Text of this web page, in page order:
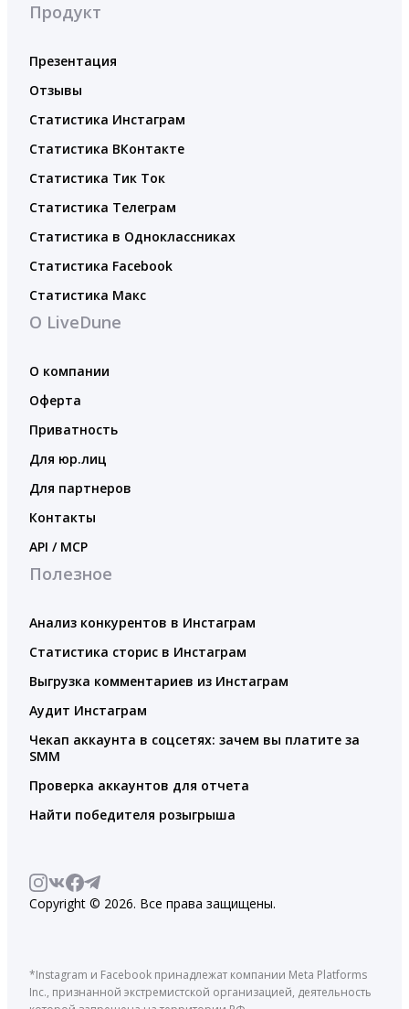
Продукт
Презентация
Отзывы
Статистика Инстаграм
Статистика ВКонтакте
Статистика Тик Ток
Статистика Телеграм
Статистика в Одноклассниках
Статистика Facebook
Статистика Макс
О LiveDune
О компании
Оферта
Приватность
Для юр.лиц
Для партнеров
Контакты
API / MCP
Полезное
Анализ конкурентов в Инстаграм
Статистика сторис в Инстаграм
Выгрузка комментариев из Инстаграм
Аудит Инстаграм
Чекап аккаунта в соцсетях: зачем вы платите за
SMM
Проверка аккаунтов для отчета
Найти победителя розыгрыша
Copyright © 2026. Все права защищены.
*Instagram и Facebook принадлежат компании Meta Platforms
Inc., признанной экстремистской организацией, деятельность